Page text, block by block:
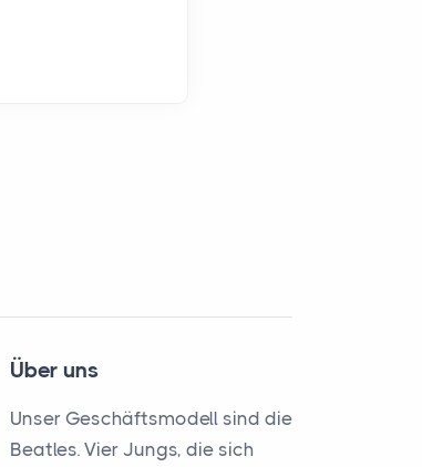
Über uns
Unser Geschäftsmodell sind die
Beatles. Vier Jungs, die sich